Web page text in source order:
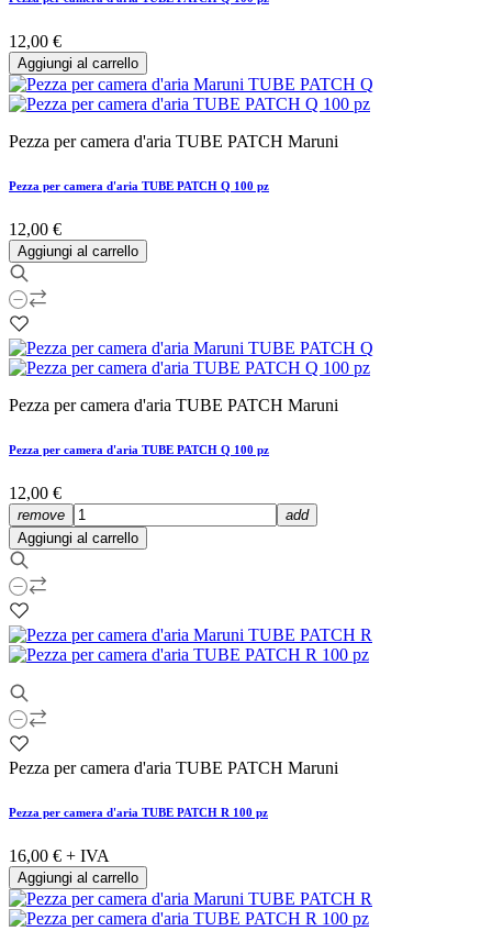
12,00 €
Aggiungi al carrello
Pezza per camera d'aria TUBE PATCH Maruni
Pezza per camera d'aria TUBE PATCH Q 100 pz
12,00 €
Aggiungi al carrello
Pezza per camera d'aria TUBE PATCH Maruni
Pezza per camera d'aria TUBE PATCH Q 100 pz
12,00 €
remove
add
Aggiungi al carrello
Pezza per camera d'aria TUBE PATCH Maruni
Pezza per camera d'aria TUBE PATCH R 100 pz
16,00 € + IVA
Aggiungi al carrello